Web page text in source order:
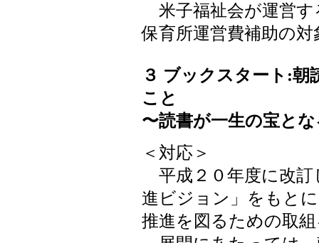
米子福祉会が運営す
保育所運営費補助の
３ ブックスタート:朝
こと
〜読書が一生の宝と
＜対応＞
平成２０年度に改訂
進ビジョン」をもと
推進を図るための取